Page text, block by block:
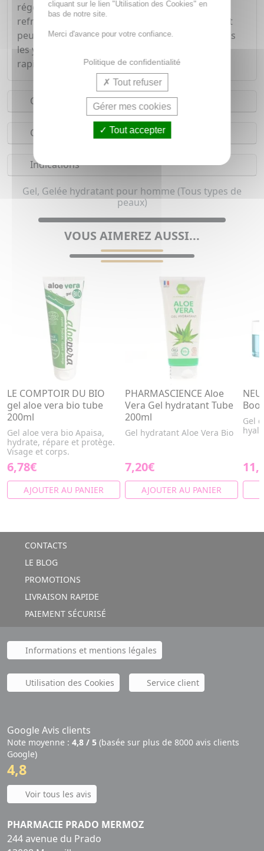
régénérée et plus résistante. Le plus : le gel
refroidit la peau de -2°C après son application et
peut réduire les cernes ainsi que les poches sous
les yeux. Sa texture non collante pénètre
rapidement.
Conseils d'utilisation
Composition
Indications
Gel, Gelée hydratant pour homme (Tous types de
peaux)
VOUS AIMEREZ AUSSI...
LE COMPTOIR DU BIO
gel aloe vera bio tube
200ml
Gel aloe vera bio Apaisa,
hydrate, répare et protège.
Visage et corps.
6,78€
AJOUTER AU PANIER
PHARMASCIENCE Aloe
Vera Gel hydratant Tube
200ml
Gel hydratant Aloe Vera Bio
7,20€
AJOUTER AU PANIER
Gel
CONTACTS
LE BLOG
PROMOTIONS
LIVRAISON RAPIDE
PAIEMENT SÉCURISÉ
Informations et mentions légales
Utilisation des Cookies Service client
Google Avis clients
Note moyenne : 4,8 / 5 (basée sur plus de 8000 avis clients
Google)
4,8
Voir tous les avis
PHARMACIE PRADO MERMOZ
244 avenue du Prado
cliquant sur le lien "Utilisation des Cookies" en
bas de notre site.
Merci d'avance pour votre confiance.
Politique de confidentialité
Tout refuser
Gérer mes cookies
Tout accepter